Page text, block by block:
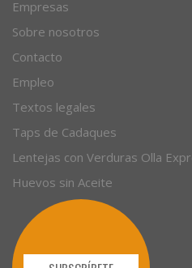
Empresas
Sobre nosotros
Contacto
Empleo
Textos legales
Taps de Cadaques
Lentejas con Verduras Olla
Huevos sin Aceite